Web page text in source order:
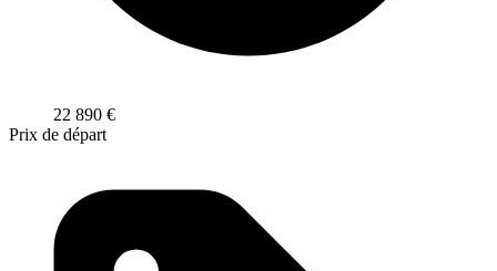
22 890 €
Prix de départ